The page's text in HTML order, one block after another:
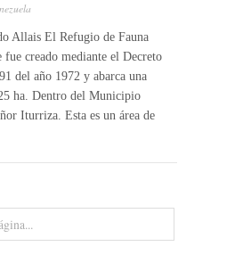
Allais El Refugio de Fauna
fue creado mediante el Decreto
del año 1972 y abarca una
ha. Dentro del Municipio
Iturriza. Esta es un área de